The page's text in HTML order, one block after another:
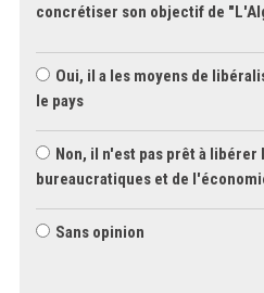
concrétiser son objectif de
Oui, il a les moyens de
le pays
Non, il n'est pas prêt à libérer
bureaucratiques et de
Sans opinion